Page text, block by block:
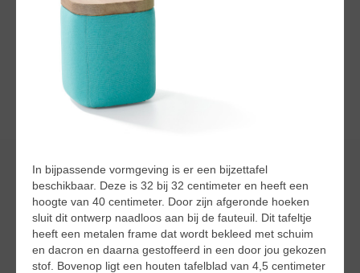
In bijpassende vormgeving is er een bijzettafel
beschikbaar. Deze is 32 bij 32 centimeter en heeft een
hoogte van 40 centimeter. Door zijn afgeronde hoeken
sluit dit ontwerp naadloos aan bij de fauteuil. Dit tafeltje
heeft een metalen frame dat wordt bekleed met schuim
en dacron en daarna gestoffeerd in een door jou gekozen
stof. Bovenop ligt een houten tafelblad van 4,5 centimeter